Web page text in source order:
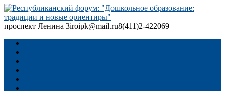
Skip
to
content
и новые ориентиры"
проспект Ленина 3iroipk@mail.ru8(411)2-422069